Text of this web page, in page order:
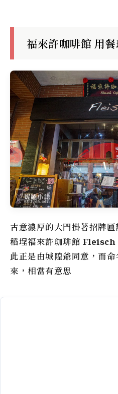
福來許咖啡館 用
古意濃厚的大門掛著招牌
稻埕福來許珈琲館 Fleisch
此正是由城隍爺同意，而
來，相當有意思